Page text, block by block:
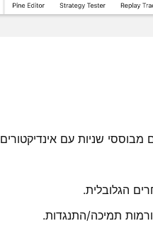
שניות עם אינדיקטורים
הגלובלית.
ורמות תמיכה/התנגדות.